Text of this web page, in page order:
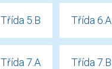
Třída 5.B Třída 6.A
Třída 7.A Třída 7.B